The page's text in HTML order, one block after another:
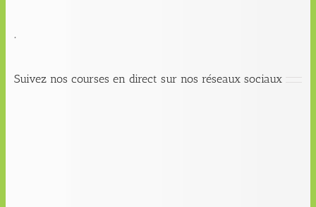
.
Suivez nos courses en direct sur nos réseaux sociaux